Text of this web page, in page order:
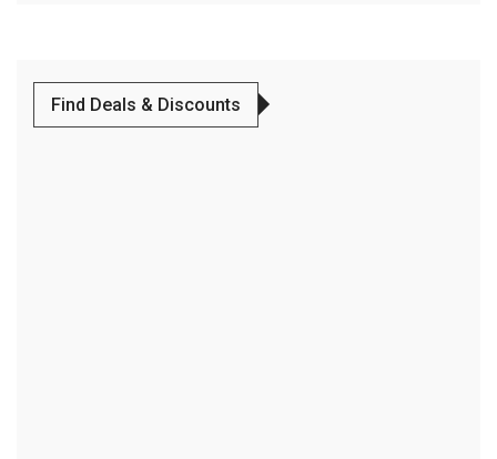
Find Deals & Discounts